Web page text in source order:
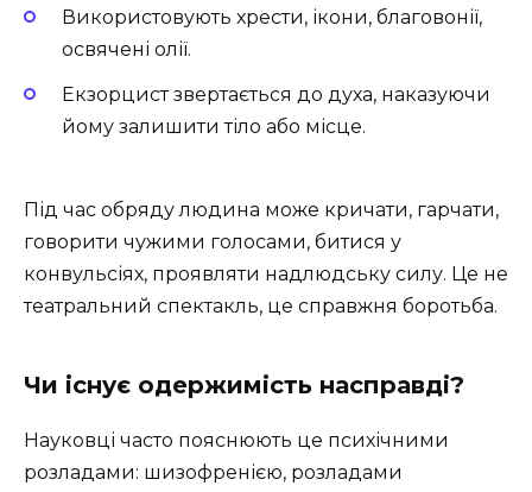
Використовують хрести, ікони, благовонії,
освячені олії.
Екзорцист звертається до духа, наказуючи
йому залишити тіло або місце.
Під час обряду людина може кричати, гарчати,
говорити чужими голосами, битися у
конвульсіях, проявляти надлюдську силу. Це не
театральний спектакль, це справжня боротьба.
Чи існує одержимість насправді?
Науковці часто пояснюють це психічними
розладами: шизофренією, розладами